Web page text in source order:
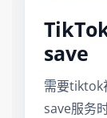
save
需要tiktok
save服务